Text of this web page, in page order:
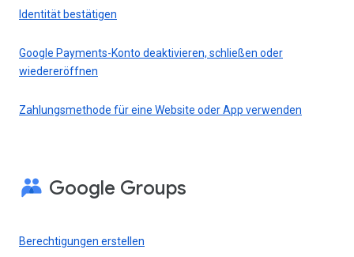
Identität bestätigen
Google Payments-Konto deaktivieren, schließen oder
wiedereröffnen
Zahlungsmethode für eine Website oder App verwenden
Google Groups
Berechtigungen erstellen